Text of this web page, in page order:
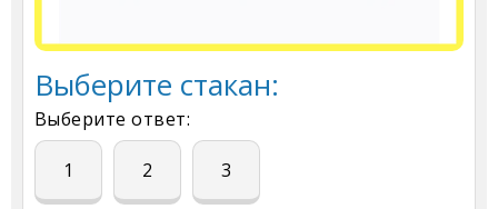
Выберите стакан:
Выберите ответ:
1 2 3